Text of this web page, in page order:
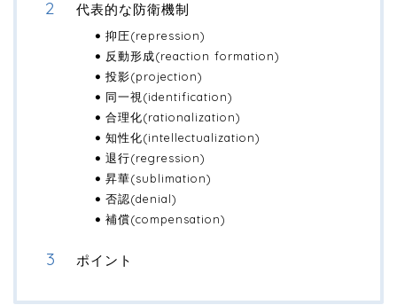
代表的な防衛機制
抑圧(repression)
反動形成(reaction formation)
投影(projection)
同一視(identification)
合理化(rationalization)
知性化(intellectualization)
退行(regression)
昇華(sublimation)
否認(denial)
補償(compensation)
ポイント